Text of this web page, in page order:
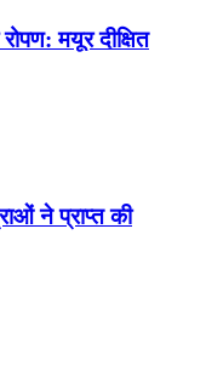
रोपण: मयूर दीक्षित
ने प्राप्त की